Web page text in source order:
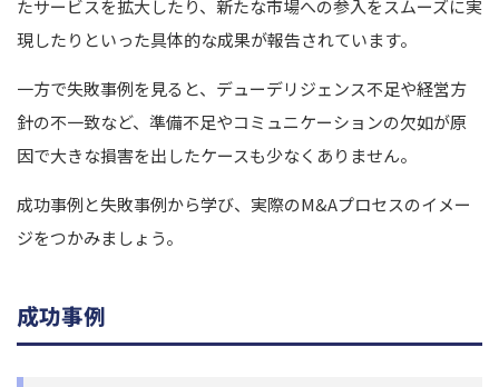
たサービスを拡大したり、新たな市場への参入をスムーズに実
現したりといった具体的な成果が報告されています。
一方で失敗事例を見ると、デューデリジェンス不足や経営方
針の不一致など、準備不足やコミュニケーションの欠如が原
因で大きな損害を出したケースも少なくありません。
成功事例と失敗事例から学び、実際のM&Aプロセスのイメー
ジをつかみましょう。
成功事例